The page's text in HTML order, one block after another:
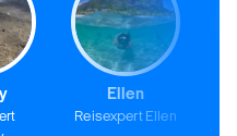
Ellen
Reisexpert Ellen